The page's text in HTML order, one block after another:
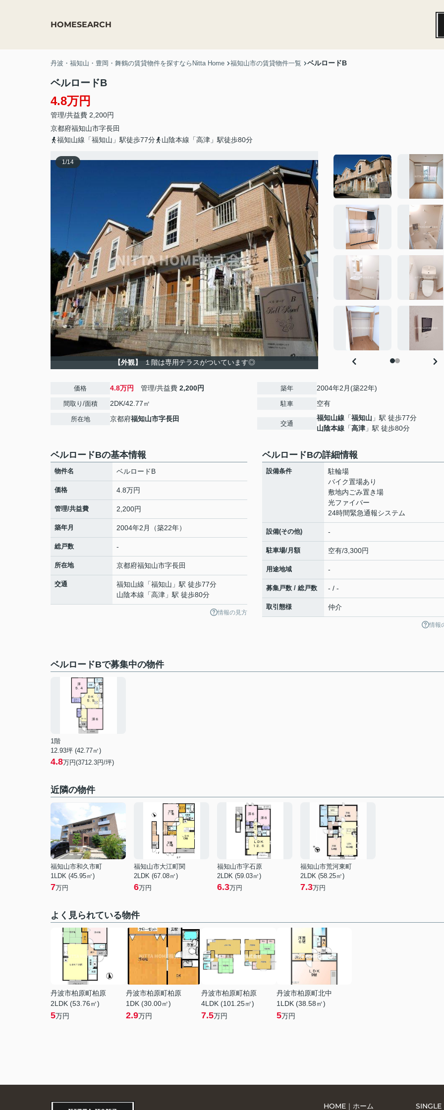
HOMESEARCH
丹波・福知山・豊岡・舞鶴の賃貸物件を探すならNitta Home 福知山市の賃貸物件一覧 ベルロードB
ベルロードB
4.8万円
管理/共益費 2,200円
京都府福知山市字長田
福知山線「福知山」駅徒歩77分
山陰本線「高津」駅徒歩80分
1/14
【外観】 １階は専用テラスがついています◎
価格 4.8万円 管理/共益費 2,200円
間取り/面積 2DK/42.77㎡
所在地 京都府福知山市字長田
築年 2004年2月(築22年)
駐車 空有
交通
福知山線 「福知山 」駅 徒歩77分
山陰本線 「高津 」駅 徒歩80分
ベルロードBの基本情報
物件名 ベルロードB
価格 4.8万円
管理/共益費 2,200円
築年月 2004年2月（築22年）
総戸数 -
所在地 京都府福知山市字長田
交通 福知山線 「福知山 」駅 徒歩77分
山陰本線 「高津 」駅 徒歩80分
情報の見方
ベルロードBの詳細情報
設備条件
駐輪場
バイク置場あり
敷地内ごみ置き場
光ファイバー
24時間緊急通報システム
設備(その他) -
駐車場/月額 空有/3,300円
用途地域 -
募集戸数 / 総戸数 - / -
取引態様 仲介
情報
ベルロードBで募集中の物件
1階
12.93坪 (42.77㎡)
4.8万円(3712.3円/坪)
近隣の物件
福知山市和久市町
1LDK (45.95㎡)
7万円
福知山市大江町関
2LDK (67.08㎡)
6万円
福知山市字石原
2LDK (59.03㎡)
6.3万円
福知山市荒河東町
2LDK (58.25㎡)
7.3万円
よく見られている物件
丹波市柏原町柏原
2LDK (53.76㎡)
5万円
丹波市柏原町柏原
1DK (30.00㎡)
2.9万円
丹波市柏原町柏原
4LDK (101.25㎡)
7.5万円
丹波市柏原町北中
1LDK (38.58㎡)
5万円
HOME｜ホーム SINGLE